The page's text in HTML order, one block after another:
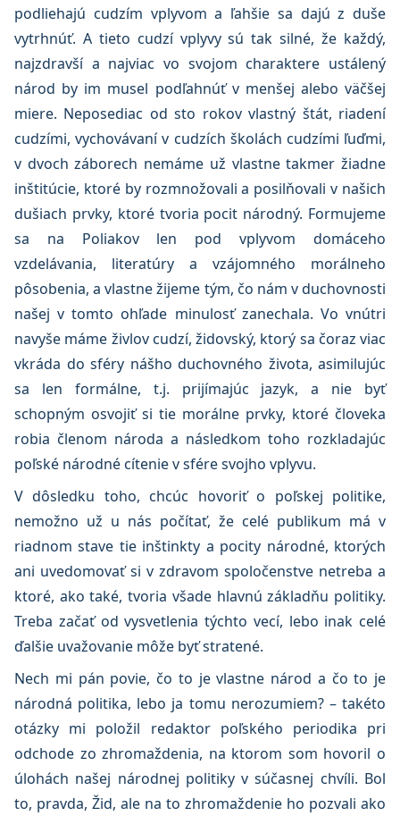
podliehajú cudzím vplyvom a ľahšie sa dajú z duše
vytrhnúť. A tieto cudzí vplyvy sú tak silné, že každý,
najzdravší a najviac vo svojom charaktere ustálený
národ by im musel podľahnúť v menšej alebo väčšej
miere. Neposediac od sto rokov vlastný štát, riadení
cudzími, vychovávaní v cudzích školách cudzími ľuďmi,
v dvoch záborech nemáme už vlastne takmer žiadne
inštitúcie, ktoré by rozmnožovali a posilňovali v našich
dušiach prvky, ktoré tvoria pocit národný. Formujeme
sa na Poliakov len pod vplyvom domáceho
vzdelávania, literatúry a vzájomného morálneho
pôsobenia, a vlastne žijeme tým, čo nám v duchovnosti
našej v tomto ohľade minulosť zanechala. Vo vnútri
navyše máme živlov cudzí, židovský, ktorý sa čoraz viac
vkráda do sféry nášho duchovného života, asimilujúc
sa len formálne, t.j. prijímajúc jazyk, a nie byť
schopným osvojiť si tie morálne prvky, ktoré človeka
robia členom národa a následkom toho rozkladajúc
poľské národné cítenie v sfére svojho vplyvu.
V dôsledku toho, chcúc hovoriť o poľskej politike,
nemožno už u nás počítať, že celé publikum má v
riadnom stave tie inštinkty a pocity národné, ktorých
ani uvedomovať si v zdravom spoločenstve netreba a
ktoré, ako také, tvoria všade hlavnú základňu politiky.
Treba začať od vysvetlenia týchto vecí, lebo inak celé
ďalšie uvažovanie môže byť stratené.
Nech mi pán povie, čo to je vlastne národ a čo to je
národná politika, lebo ja tomu nerozumiem? – takéto
otázky mi položil redaktor poľského periodika pri
odchode zo zhromaždenia, na ktorom som hovoril o
úlohách našej národnej politiky v súčasnej chvíli. Bol
to, pravda, Žid, ale na to zhromaždenie ho pozvali ako